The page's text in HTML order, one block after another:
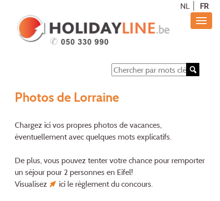
NL FR
Photos de Lorraine
Chargez ici vos propres photos de vacances,
éventuellement avec quelques mots explicatifs.
De plus, vous pouvez tenter votre chance pour remporter
un séjour pour 2 personnes en Eifel!
Visualisez
ici le règlement du concours.